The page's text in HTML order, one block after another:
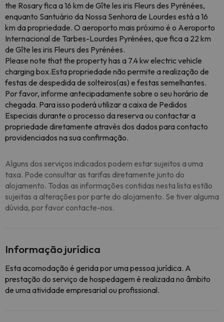
the Rosary fica a 16 km de Gîte les iris Fleurs des Pyrénées,
enquanto Santuário da Nossa Senhora de Lourdes está a 16
km da propriedade. O aeroporto mais próximo é o Aeroporto
Internacional de Tarbes-Lourdes Pyrénées, que fica a 22 km
de Gîte les iris Fleurs des Pyrénées.
Please note that the property has a 7.4 kw electric vehicle
charging box.Esta propriedade não permite a realização de
festas de despedida de solteiros(as) e festas semelhantes.
Por favor, informe antecipadamente sobre o seu horário de
chegada. Para isso poderá utilizar a caixa de Pedidos
Especiais durante o processo da reserva ou contactar a
propriedade diretamente através dos dados para contacto
providenciados na sua confirmação.
Alguns dos serviços indicados podem estar sujeitos a uma
taxa. Pode consultar as tarifas diretamente junto do
alojamento. Todas as informações contidas nesta lista estão
sujeitas a alterações por parte do alojamento. Se tiver alguma
dúvida, por favor contacte-nos.
Informação jurídica
Esta acomodação é gerida por uma pessoa jurídica. A
prestação do serviço de hospedagem é realizada no âmbito
de uma atividade empresarial ou profissional.